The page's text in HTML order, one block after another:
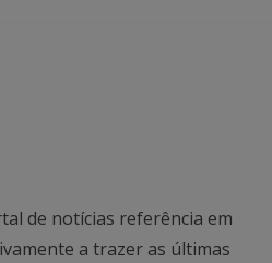
de notícias referência em
a trazer as últimas